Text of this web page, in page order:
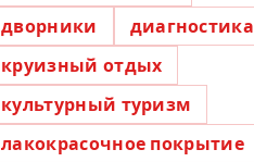
дворники
диагностика
круизный отдых
культурный туризм
лакокрасочное покрытие